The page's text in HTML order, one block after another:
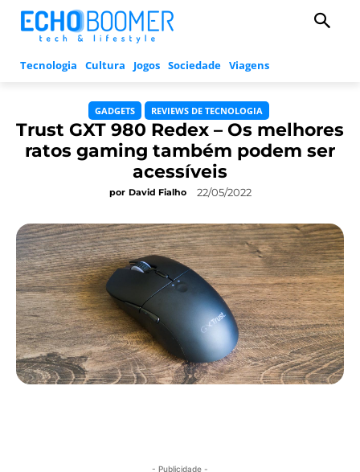
Tecnologia Cultura Jogos Sociedade Viagens
GADGETS REVIEWS DE TECNOLOGIA
Trust GXT 980 Redex – Os melhores
ratos gaming também podem ser
acessíveis
por David Fialho 22/05/2022
- Publicidade -